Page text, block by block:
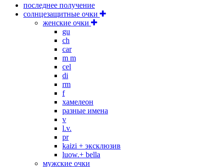
последнее получение
солнцезащитные очки
женские очки
gu
ch
car
m m
cel
di
rm
f
хамелеон
разные имена
v
l.v.
pr
kaizi + эксклюзив
luow.+ bella
мужские очки